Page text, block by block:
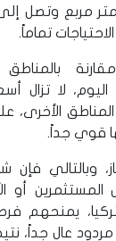
تماماً.
مقارنة
اليوم، لا تزال
الأخرى،
قوي جداً.
وبالتالي
أو
يمنحهم
عالٍ جداً،